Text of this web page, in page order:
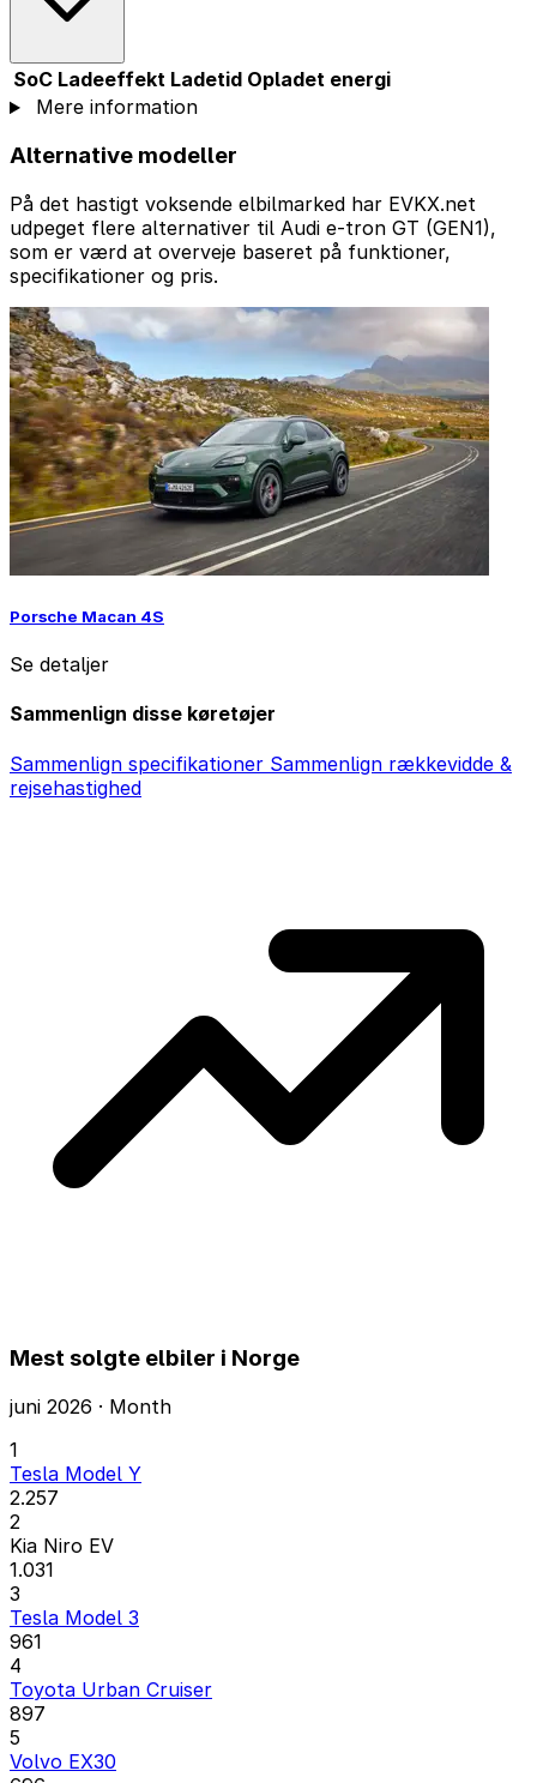
SoC Ladeeffekt Ladetid Opladet energi
Mere information
Alternative modeller
På det hastigt voksende elbilmarked har EVKX.net
udpeget flere alternativer til Audi e-tron GT (GEN1),
som er værd at overveje baseret på funktioner,
specifikationer og pris.
Porsche Macan 4S
Se detaljer
Sammenlign disse køretøjer
Sammenlign specifikationer Sammenlign rækkevidde &
rejsehastighed
Mest solgte elbiler i Norge
juni 2026 · Month
1
Tesla Model Y
2.257
2
Kia Niro EV
1.031
3
Tesla Model 3
961
4
Toyota Urban Cruiser
897
5
Volvo EX30